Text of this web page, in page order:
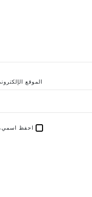
الموقع
احفظ اسمي،